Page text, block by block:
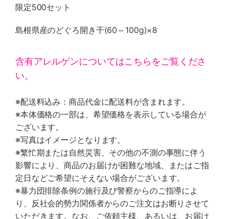
限定500セット
島根県産のどぐろ開き干(60～100g)×8
含有アレルゲンについてはこちらをご覧くださ
い。
※配送料込み：商品代金に配送料が含まれます。
※本体価格の一部は、希望価格を表示している場合が
ございます。
※写真はイメージとなります。
※繁忙期または自然災害、その他の不測の事態に伴う
影響により、商品のお届けが困難な地域、またはご指
定日などご希望にそえない場合がございます。
※暴力団排除条例の施行及び警察からのご指導によ
り、反社会的勢力関係者からのご注文はお断りさせて
いただきます。なお、ご依頼主様、あるいは、お届け